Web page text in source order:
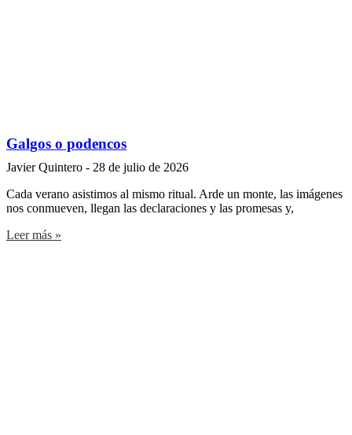
Galgos o podencos
Javier Quintero
28 de julio de 2026
Cada verano asistimos al mismo ritual. Arde un monte, las imágenes
nos conmueven, llegan las declaraciones y las promesas y,
Leer más »